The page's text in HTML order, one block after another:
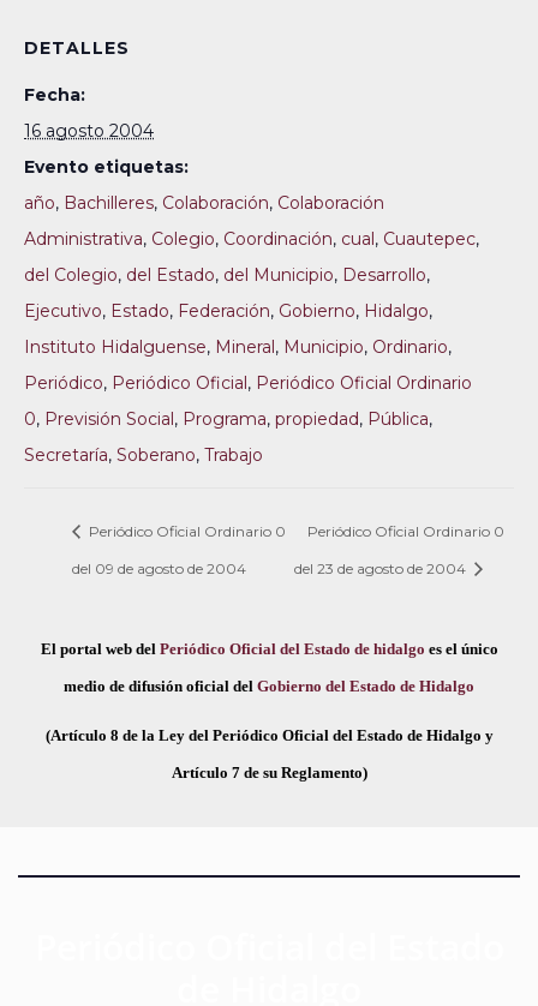
DETALLES
Fecha:
16 agosto 2004
Evento etiquetas:
año, Bachilleres, Colaboración, Colaboración
Administrativa, Colegio, Coordinación, cual, Cuautepec,
del Colegio, del Estado, del Municipio, Desarrollo,
Ejecutivo, Estado, Federación, Gobierno, Hidalgo,
Instituto Hidalguense, Mineral, Municipio, Ordinario,
Periódico, Periódico Oficial, Periódico Oficial Ordinario
0, Previsión Social, Programa, propiedad, Pública,
Secretaría, Soberano, Trabajo
Periódico Oficial Ordinario 0
del 09 de agosto de 2004
Periódico Oficial Ordinario 0
del 23 de agosto de 2004
El portal web del Periódico Oficial del Estado de hidalgo es el único
medio de difusión oficial del Gobierno del Estado de Hidalgo
(Artículo 8 de la Ley del Periódico Oficial del Estado de Hidalgo y
Artículo 7 de su Reglamento)